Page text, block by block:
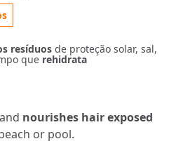
resíduos de proteção solar, sal,
que rehidrata
and nourishes hair exposed
or pool.